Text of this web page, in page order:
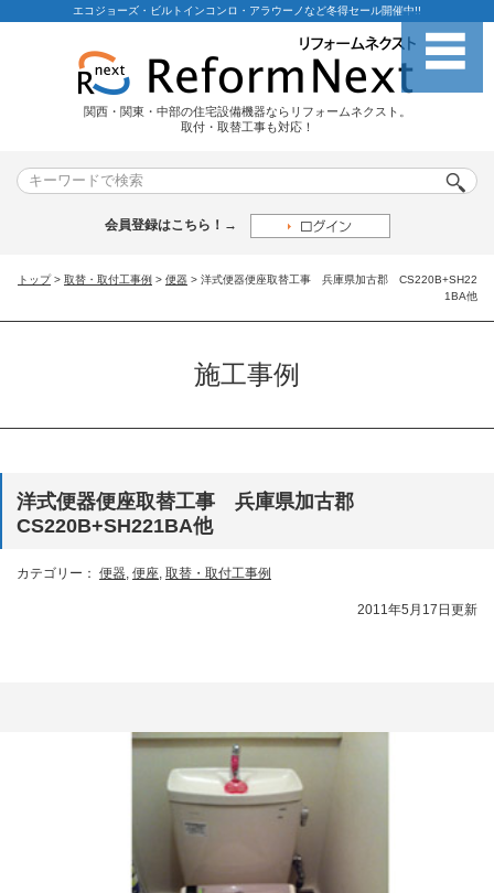
エコジョーズ・ビルトインコンロ・アラウーノなど冬得セール開催中!!
関西・関東・中部の住宅設備機器ならリフォームネクスト。
取付・取替工事も対応！
会員登録はこちら！→
トップ > 取替・取付工事例 > 便器 > 洋式便器便座取替工事 兵庫県加古郡 CS220B+SH22
1BA他
施工事例
洋式便器便座取替工事 兵庫県加古郡
CS220B+SH221BA他
カテゴリー： 便器, 便座, 取替・取付工事例
2011年5月17日更新